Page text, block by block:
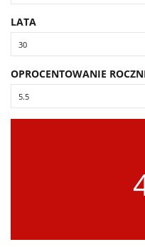
LATA
OPROCENTOWANIE